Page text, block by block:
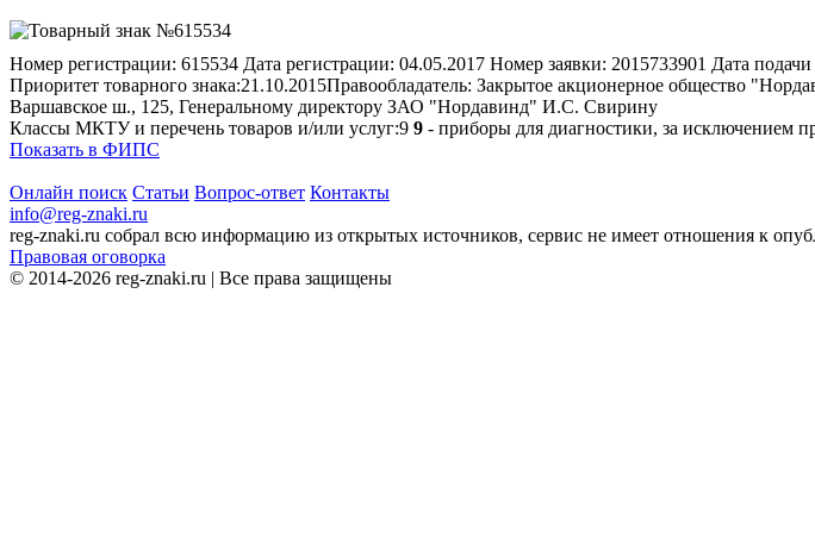
Номер регистрации: 615534 Дата регистрации: 04.05.2017 Номер заявки: 2015733901 Дата подачи
Приоритет товарного знака:21.10.2015Правообладатель: Закрытое акционерное общество
Варшавское ш., 125, Генеральному директору ЗАО "Нордавинд" И.С. Свирину
Классы МКТУ и перечень товаров и/или услуг:9 9 - приборы для диагностики, за исключением
Показать в ФИПС
Онлайн поиск Статьи Вопрос-ответ Контакты
info@reg-znaki.ru
reg-znaki.ru собрал всю информацию из открытых источников, сервис не имеет отношения к
Правовая оговорка
© 2014-2026 reg-znaki.ru | Все права защищены